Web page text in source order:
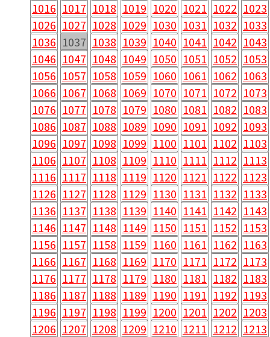
1016 1017 1018 1019 1020 1021 1022 1023
1026 1027 1028 1029 1030 1031 1032 1033
1036 1037 1038 1039 1040 1041 1042 1043
1046 1047 1048 1049 1050 1051 1052 1053
1056 1057 1058 1059 1060 1061 1062 1063
1066 1067 1068 1069 1070 1071 1072 1073
1076 1077 1078 1079 1080 1081 1082 1083
1086 1087 1088 1089 1090 1091 1092 1093
1096 1097 1098 1099 1100 1101 1102 1103
1106 1107 1108 1109 1110 1111 1112 1113
1116 1117 1118 1119 1120 1121 1122 1123
1126 1127 1128 1129 1130 1131 1132 1133
1136 1137 1138 1139 1140 1141 1142 1143
1146 1147 1148 1149 1150 1151 1152 1153
1156 1157 1158 1159 1160 1161 1162 1163
1166 1167 1168 1169 1170 1171 1172 1173
1176 1177 1178 1179 1180 1181 1182 1183
1186 1187 1188 1189 1190 1191 1192 1193
1196 1197 1198 1199 1200 1201 1202 1203
1206 1207 1208 1209 1210 1211 1212 1213